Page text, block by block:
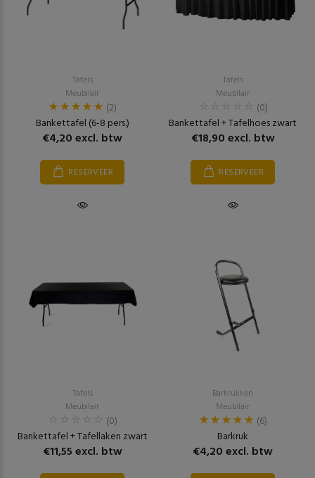
Tafels
Meubilair
(2)
Bankettafel (6-8 pers.)
€4,20 excl. btw
RESERVEER
Tafels
Meubilair
(0)
Bankettafel + Tafelhoes zwart
€18,90 excl. btw
RESERVEER
Tafels
Meubilair
(0)
Bankettafel + Tafellaken zwart
€11,55 excl. btw
Barkrukken
Meubilair
(6)
Barkruk
€4,20 excl. btw